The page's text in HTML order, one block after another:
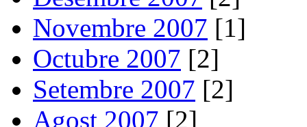
Novembre 2007 [1]
Octubre 2007 [2]
Setembre 2007 [2]
Agost 2007 [2]